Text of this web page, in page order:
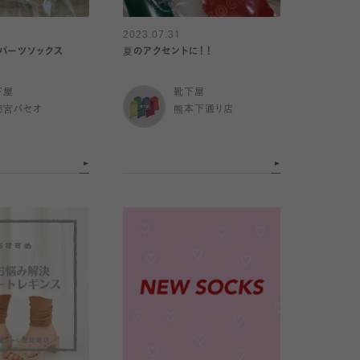
ーツソックス
屋
宮パセオ
2023.07.31
夏のアクセントに！！
靴下屋
熊本下通り店